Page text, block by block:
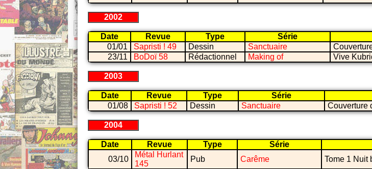
2002
Date Revue Type Série
01/01
Sapristi ! 49 Dessin Sanctuaire
23/11
BoDoï 58 Rédactionnel Making of Vive
2003
Date Revue Type Série
01/08
Sapristi ! 52 Dessin Sanctuaire Couverture
2004
Date Revue Type Série
03/10
Métal Hurlant
145
Pub Carême Tome 1 Nuit